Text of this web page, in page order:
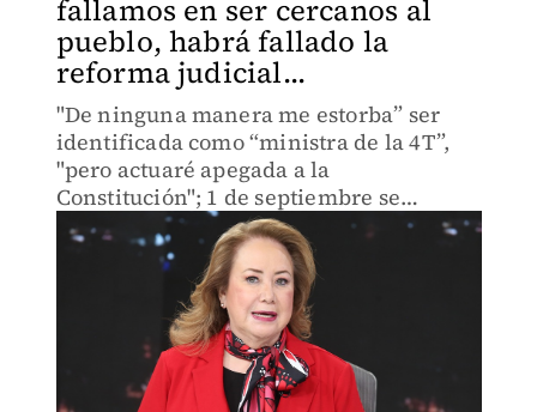
fallamos en ser cercanos al
pueblo, habrá fallado la
reforma judicial...
"De ninguna manera me estorba” ser
identificada como “ministra de la 4T”,
"pero actuaré apegada a la
Constitución"; 1 de septiembre se
abrirán las puertas de la SCJN que
Norma Piña le cerró al pueblo